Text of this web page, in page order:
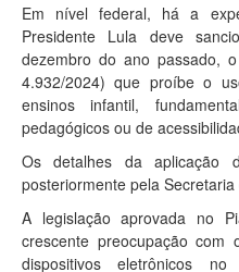
Em nível federal, há a
Presidente Lula deve
dezembro do ano passado,
4.932/2024) que proíbe o
ensinos infantil,
pedagógicos ou de
Os detalhes da aplicação
posteriormente pela
A legislação aprovada no
crescente preocupação
dispositivos eletrônicos